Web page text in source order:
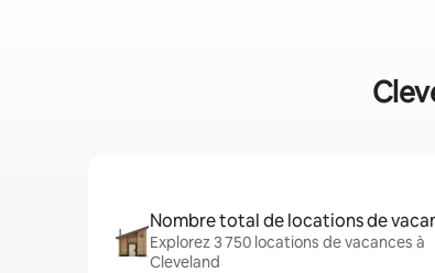
Nombre total de locations de
Explorez 3 750 locations de vacances à
Cleveland